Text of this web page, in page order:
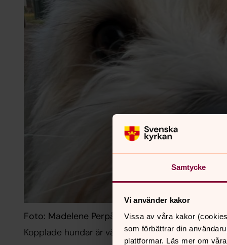
Samtycke
Vi använder kakor
Vissa av våra kakor
som förbättrar din
plattformar. Läs mer om
Foto: Madelene Perpåls
Kopplade hundar är välkommen på kyrkogårdarna.